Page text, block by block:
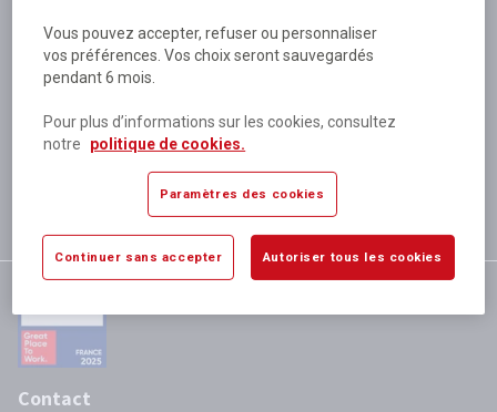
Plus de 180 personnes
à votre écoute
Plus de 80 000 références
disponibles
Expédition le jour même
si validation avant 12h
satisfaction totale
Contact
Vous pouvez accepter, refuser ou personnaliser
vos préférences. Vos choix seront sauvegardés
pendant 6 mois.
Pour plus d’informations sur les cookies, consultez
notre
politique de cookies.
Paramètres des cookies
Continuer sans accepter Autoriser tous les cookies